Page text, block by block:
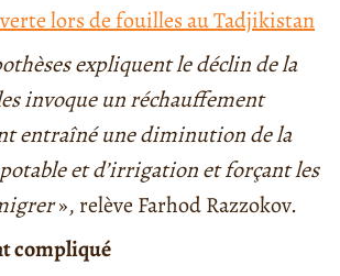
lors de fouilles au Tadjikistan
expliquent le déclin de la
invoque un réchauffement
entraîné une diminution de la
et d’irrigation et forçant les
», relève Farhod Razzokov.
compliqué